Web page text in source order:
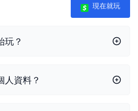
現在就玩
玩？
人資料？